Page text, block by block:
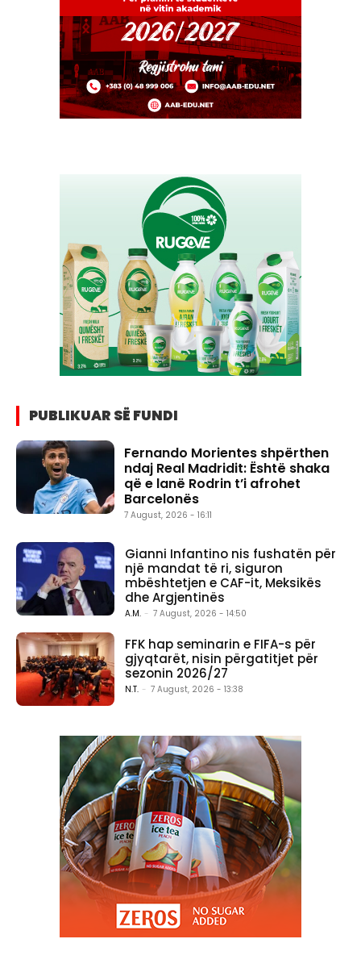
PUBLIKUAR SË FUNDI
Fernando Morientes shpërthen
ndaj Real Madridit: Është shaka
që e lanë Rodrin t’i afrohet
Barcelonës
7 August, 2026 - 16:11
Gianni Infantino nis fushatën për
një mandat të ri, siguron
mbështetjen e CAF-it, Meksikës
dhe Argjentinës
A.M. - 7 August, 2026 - 14:50
FFK hap seminarin e FIFA-s për
gjyqtarët, nisin përgatitjet për
sezonin 2026/27
N.T. - 7 August, 2026 - 13:38